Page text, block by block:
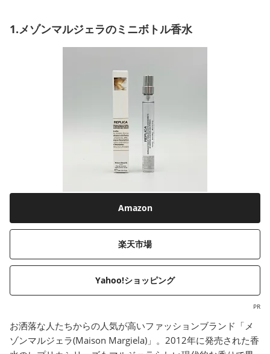
1.メゾンマルジェラのミニボトル香水
Amazon
楽天市場
Yahoo!ショッピング
PR
お洒落な人たちからの人気が高いファッションブランド「メ
ゾンマルジェラ(Maison Margiela)」。2012年に発売された香